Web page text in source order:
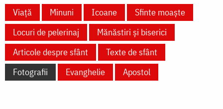
Viață Minuni Icoane
Sfinte moaște
Locuri de pelerinaj
Mănăstiri și biserici
Articole despre sfânt
Texte de sfânt
Fotografii
Evanghelie Apostol